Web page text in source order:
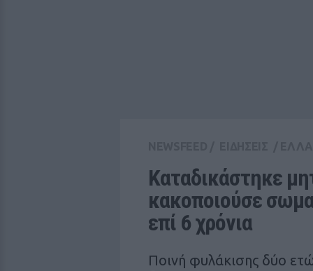
Καταδικάστηκε
κακοποιούσε
επί 6 χρόνια
Ποινή φυλάκισης δύο